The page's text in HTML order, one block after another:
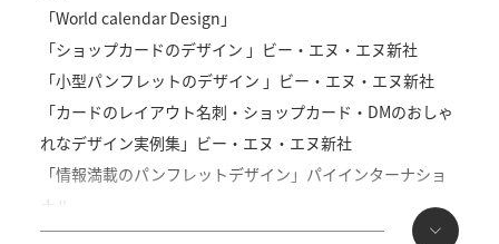
「World calendar Design」
「ショップカードのデザイン 」ビー・エヌ・エヌ新社
「小型パンフレットのデザイン 」ビー・エヌ・エヌ新社
「カードのレイアウト名刺・ショップカード・DMのおしゃ
れなデザイン実例集」ビー・エヌ・エヌ新社
「情報満載のパンフレットデザイン」パイインターナショ
ナル
「印刷・加工ＤＩＹブック」グラフィック社